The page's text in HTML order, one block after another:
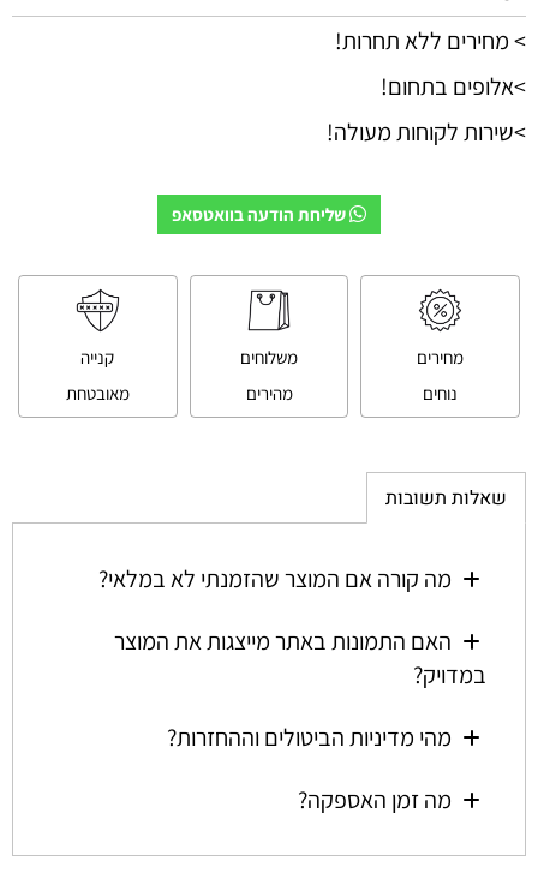
> מחירים ללא תחרות!
>אלופים בתחום!
>שירות לקוחות מעולה!
שליחת הודעה בוואטסאפ
מחירים
נוחים
משלוחים
מהירים
קנייה
מאובטחת
שאלות תשובות
מה קורה אם המוצר שהזמנתי לא במלאי?
האם התמונות באתר מייצגות את המוצר
במדויק?
מהי מדיניות הביטולים וההחזרות?
מה זמן האספקה?